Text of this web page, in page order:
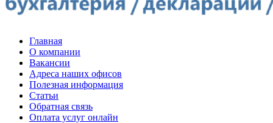
Главная
О компании
Вакансии
Адреса наших офисов
Полезная информация
Статьи
Обратная связь
Оплата услуг онлайн